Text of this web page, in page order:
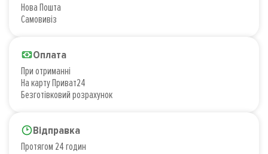
Нова Пошта
Самовивіз
Оплата
При отриманні
На карту Приват24
Безготівковий розрахунок
Відправка
Протягом 24 годин